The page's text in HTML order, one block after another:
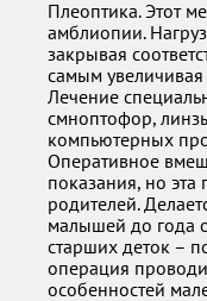
Плеоптика. Этот
амблиопии.
закрывая
самым увеличивая
Лечение
смноптофор,
компьютерных
Оперативное
показания, но эта
родителей.
малышей до года
старших деток –
операция
особенностей